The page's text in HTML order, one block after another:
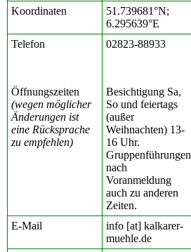
Koordinaten
51.739681°N;
6.295639°E
Telefon
Öffnungszeiten
(wegen möglicher
Änderungen ist
eine Rücksprache
zu empfehlen)
02823-88933
Besichtigung Sa,
So und feiertags
(außer
Weihnachten) 13-
16 Uhr.
Gruppenführungen
nach
Voranmeldung
auch zu anderen
Zeiten.
E-Mail
info [at] kalkarer-
muehle.de